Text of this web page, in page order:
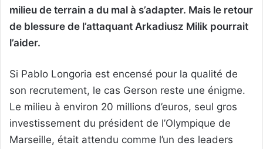
milieu de terrain a du mal à s’adapter. Mais le retour
de blessure de l’attaquant Arkadiusz Milik pourrait
l’aider.
Si Pablo Longoria est encensé pour la qualité de
son recrutement, le cas Gerson reste une énigme.
Le milieu à environ 20 millions d’euros, seul gros
investissement du président de l’Olympique de
Marseille, était attendu comme l’un des leaders